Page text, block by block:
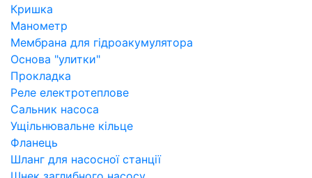
Кришка
Манометр
Мембрана для гідроакумулятора
Основа "улитки"
Прокладка
Реле електротеплове
Сальник насоса
Ущільнювальне кільце
Фланець
Шланг для насосної станції